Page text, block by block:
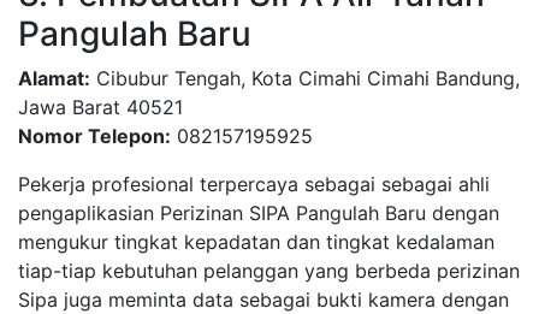
Pangulah Baru
Alamat: Cibubur Tengah, Kota Cimahi Cimahi Bandung,
Jawa Barat 40521
Nomor Telepon: 082157195925
Pekerja profesional terpercaya sebagai sebagai ahli
pengaplikasian Perizinan SIPA Pangulah Baru dengan
mengukur tingkat kepadatan dan tingkat kedalaman
tiap-tiap kebutuhan pelanggan yang berbeda perizinan
Sipa juga meminta data sebagai bukti kamera dengan